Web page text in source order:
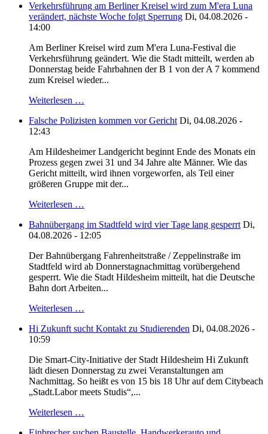
Verkehrsführung am Berliner Kreisel wird zum M'era Luna
verändert, nächste Woche folgt Sperrung Di, 04.08.2026 -
14:00
Am Berliner Kreisel wird zum M'era Luna-Festival die
Verkehrsführung geändert. Wie die Stadt mitteilt, werden ab
Donnerstag beide Fahrbahnen der B 1 von der A 7 kommend
zum Kreisel wieder...
Weiterlesen …
Falsche Polizisten kommen vor Gericht Di, 04.08.2026 -
12:43
Am Hildesheimer Landgericht beginnt Ende des Monats ein
Prozess gegen zwei 31 und 34 Jahre alte Männer. Wie das
Gericht mitteilt, wird ihnen vorgeworfen, als Teil einer
größeren Gruppe mit der...
Weiterlesen …
Bahnübergang im Stadtfeld wird vier Tage lang gesperrt Di,
04.08.2026 - 12:05
Der Bahnübergang Fahrenheitstraße / Zeppelinstraße im
Stadtfeld wird ab Donnerstagnachmittag vorübergehend
gesperrt. Wie die Stadt Hildesheim mitteilt, hat die Deutsche
Bahn dort Arbeiten...
Weiterlesen …
Hi Zukunft sucht Kontakt zu Studierenden Di, 04.08.2026 -
10:59
Die Smart-City-Initiative der Stadt Hildesheim Hi Zukunft
lädt diesen Donnerstag zu zwei Veranstaltungen am
Nachmittag. So heißt es von 15 bis 18 Uhr auf dem Citybeach
„Stadt.Labor meets Studis“,...
Weiterlesen …